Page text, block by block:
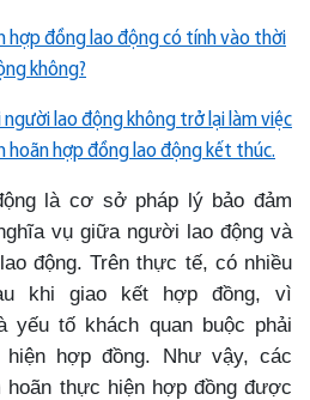
hợp đồng lao động có tính vào thời
không?
người lao động không trở lại làm việc
hoãn hợp đồng lao động kết thúc.
là cơ sở pháp lý bảo đảm
vụ giữa người lao động và
động. Trên thực tế, có nhiều
khi giao kết hợp đồng, vì
yếu tố khách quan buộc phải
hợp đồng. Như vậy, các
thực hiện hợp đồng được